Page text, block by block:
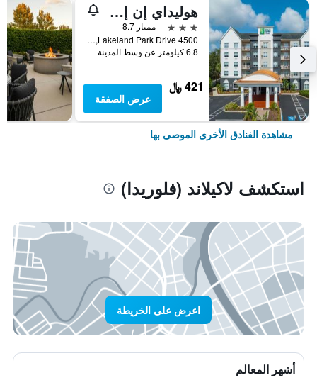
هوليداي إن إكسبرس آند سويتس ليك لاند نورث - آي-4 باي آيتش جي
3 نجوم
ممتاز 8.7
4500 Lakeland Park Drive, لاكيلاند (فلوريدا), FL, الولايات المتحدة الأميريكية
6.8 كيلومتر عن وسط المدينة
421 ﷼
عرض الصفقة
مشاهدة الفنادق الأخرى الموصى بها
استكشف لاكيلاند (فلوريدا)
اعرض على الخريطة
أشهر المعالم